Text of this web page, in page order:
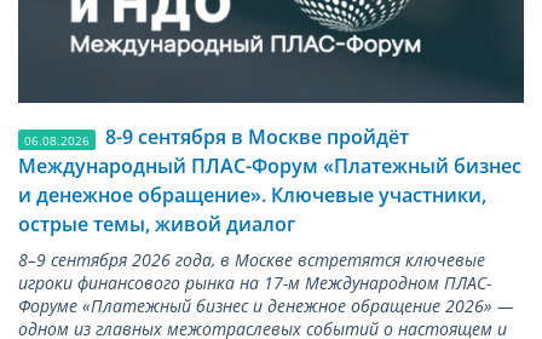
06.08.2026
8-9 сентября в Москве пройдёт
Международный ПЛАС-Форум «Платежный бизнес
и денежное обращение». Ключевые участники,
острые темы, живой диалог
8–9 сентября 2026 года, в Москве встретятся ключевые
игроки финансового рынка на 17-м Международном ПЛАС-
Форуме «Платежный бизнес и денежное обращение 2026» —
одном из главных межотраслевых событий о настоящем и